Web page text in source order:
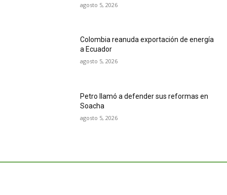
agosto 5, 2026
Colombia reanuda exportación de energía
a Ecuador
agosto 5, 2026
Petro llamó a defender sus reformas en
Soacha
agosto 5, 2026